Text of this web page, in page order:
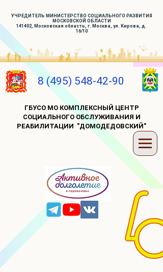
УЧРЕДИТЕЛЬ МИНИСТЕРСТВО СОЦИАЛЬНОГО РАЗВИТИЯ
МОСКОВСКОЙ ОБЛАСТИ
141402, Московская область, г. Москва, ул. Кирова, д.
16/10
8 (495) 548-42-90
ГБУСО МО КОМПЛЕКСНЫЙ ЦЕНТР
СОЦИАЛЬНОГО ОБСЛУЖИВАНИЯ И
РЕАБИЛИТАЦИИ "ДОМОДЕДОВСКИЙ"